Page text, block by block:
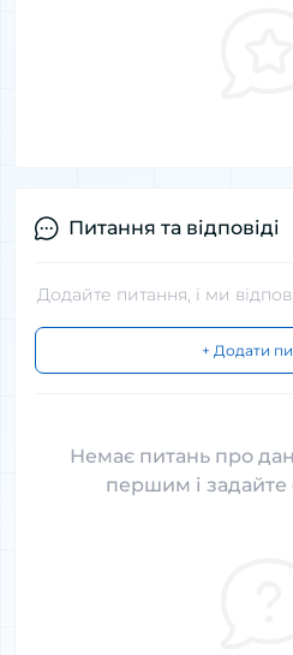
Питання та відповіді
Додайте питання, і ми
+ Додати
Немає питань про
першим і задайте